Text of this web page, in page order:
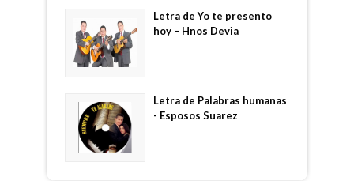
Letra de Yo te presento
hoy – Hnos Devia
Letra de Palabras humanas
- Esposos Suarez